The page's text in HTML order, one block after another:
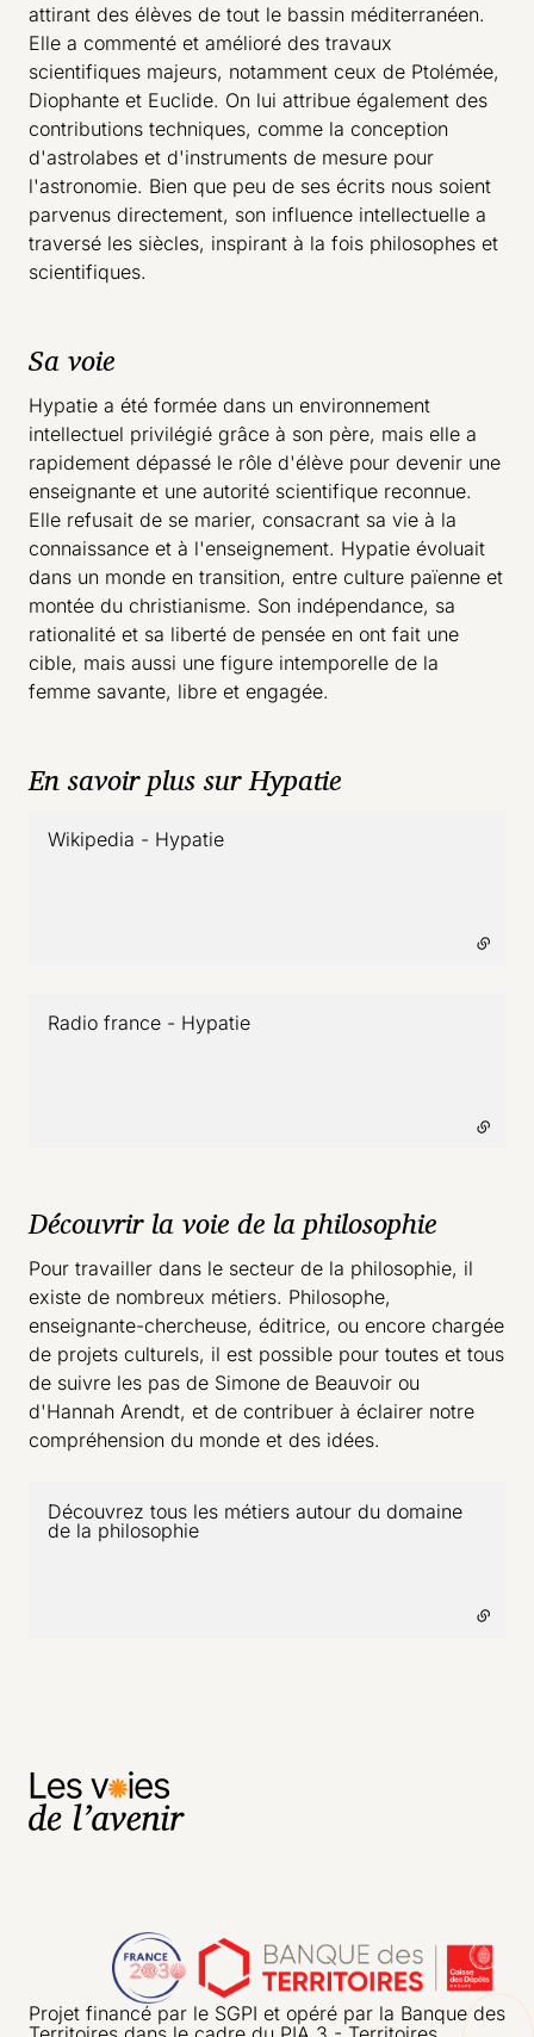
attirant des élèves de tout le bassin méditerranéen.
Elle a commenté et amélioré des travaux
scientifiques majeurs, notamment ceux de Ptolémée,
Diophante et Euclide. On lui attribue également des
contributions techniques, comme la conception
d'astrolabes et d'instruments de mesure pour
l'astronomie. Bien que peu de ses écrits nous soient
parvenus directement, son influence intellectuelle a
traversé les siècles, inspirant à la fois philosophes et
scientifiques.
Sa voie
Hypatie a été formée dans un environnement
intellectuel privilégié grâce à son père, mais elle a
rapidement dépassé le rôle d'élève pour devenir une
enseignante et une autorité scientifique reconnue.
Elle refusait de se marier, consacrant sa vie à la
connaissance et à l'enseignement. Hypatie évoluait
dans un monde en transition, entre culture païenne et
montée du christianisme. Son indépendance, sa
rationalité et sa liberté de pensée en ont fait une
cible, mais aussi une figure intemporelle de la
femme savante, libre et engagée.
En savoir plus sur Hypatie
Wikipedia - Hypatie
Radio france - Hypatie
Découvrir la voie de la philosophie
Pour travailler dans le secteur de la philosophie, il
existe de nombreux métiers. Philosophe,
enseignante-chercheuse, éditrice, ou encore chargée
de projets culturels, il est possible pour toutes et tous
de suivre les pas de Simone de Beauvoir ou
d'Hannah Arendt, et de contribuer à éclairer notre
compréhension du monde et des idées.
Découvrez tous les métiers autour du domaine
de la philosophie
Projet financé par le SGPI et opéré par la Banque des